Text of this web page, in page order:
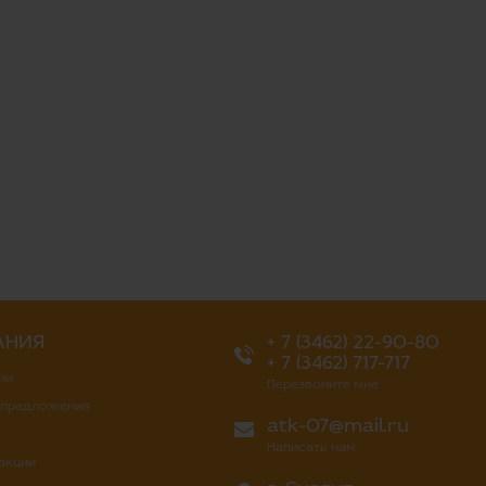
+ 7 (3462) 22-90-80
+ 7 (3462) 717-717
Перезвоните мне
atk-07@mail.ru
Написать нам